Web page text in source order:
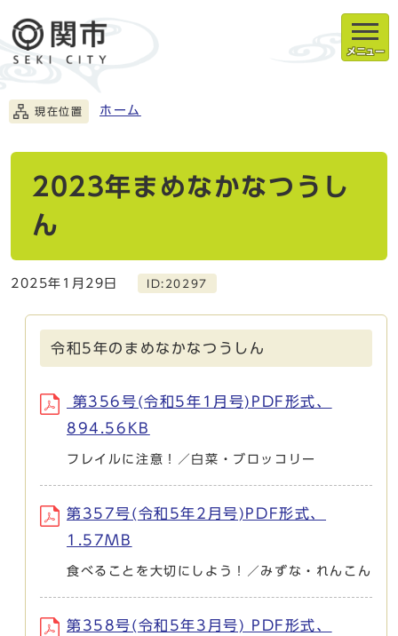
メニュー
現在位置 ホーム
2023年まめなかなつうし
ん
2025年1月29日 ID:20297
令和5年のまめなかなつうしん
第356号(令和5年1月号)PDF形式、
894.56KB
フレイルに注意！／白菜・ブロッコリー
第357号(令和5年2月号)PDF形式、
1.57MB
食べることを大切にしよう！／みずな・れんこん
第358号(令和5年3月号) PDF形式、